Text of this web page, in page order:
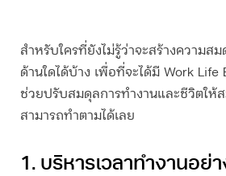
สำหรับใครที่ยังไม่รู้ว่าจะสร้างความส
ด้านใดได้บ้าง เพื่อที่จะได้มี Work Life
ช่วยปรับสมดุลการทำงานและชีวิตให้
สามารถทำตามได้เลย
1. บริหารเวลาทำงานอย่า